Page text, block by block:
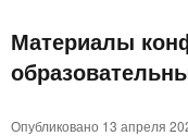
спорта
здесь
Материалы
Опубликовано 13 апреля